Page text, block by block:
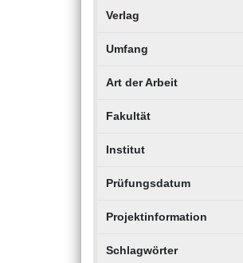
Verlag
Umfang
Art der Arbeit
Fakultät
Institut
Prüfungsdatum
Projektinformation
Schlagwörter